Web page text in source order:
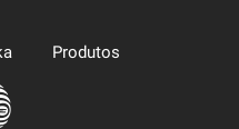
Produtos